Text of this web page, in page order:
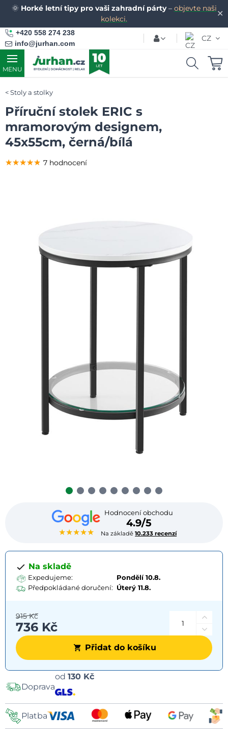
✕
🌞 Horké letní tipy pro vaši zahradní párty– objevte naši
kolekci.
+420 558 274 238
info@jurhan.com
CZ
MENU
Stoly a stolky
Příruční stolek ERIC s
mramorovým designem,
45x55cm, černá/bílá
★★★★★
Hodnocení obchodu
4.9/5
Na základě10.233 recenzí
★★★★★
★★★★★
★★★★★ 7 hodnocení
Na skladě
Expedujeme:
Pondělí 10.8.
Předpokládané doručení: Úterý 11.8.
736 Kč
915 Kč
Přidat do košíku
Doprava
od 130 Kč
Platba